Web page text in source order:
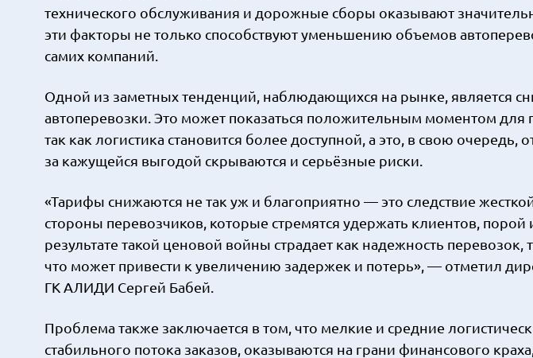
технического обслуживания и дорожные сборы оказывают
эти факторы не только способствуют уменьшению объемов
самих компаний.
Одной из заметных тенденций, наблюдающихся на рынке, является
автоперевозки. Это может показаться положительным моментом для
так как логистика становится более доступной, а это, в свою очередь,
за кажущейся выгодой скрываются и серьёзные риски.
«Тарифы снижаются не так уж и благоприятно — это следствие
стороны перевозчиков, которые стремятся удержать клиентов, порой
результате такой ценовой войны страдает как надежность перевозок,
что может привести к увеличению задержек и потерь», — отметил
ГК АЛИДИ Сергей Бабей.
Проблема также заключается в том, что мелкие и средние
стабильного потока заказов, оказываются на грани финансового